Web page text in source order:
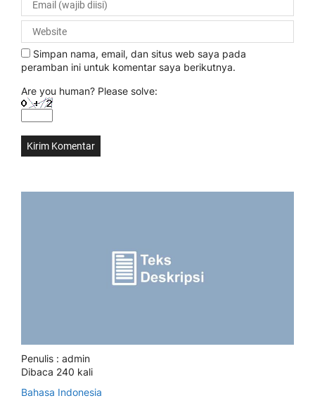
Simpan nama, email, dan situs web saya pada
peramban ini untuk komentar saya berikutnya.
Are you human? Please solve:
Penulis : admin
Dibaca 240 kali
Bahasa Indonesia